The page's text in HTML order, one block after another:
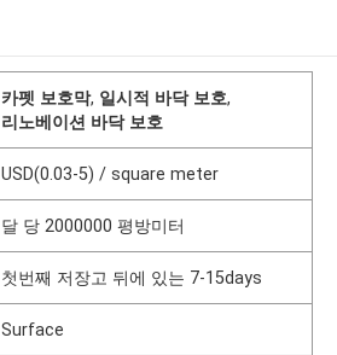
카펫 보호막, 일시적 바닥 보호,
리노베이션 바닥 보호
USD(0.03-5) / square meter
달 당 2000000 평방미터
첫번째 저장고 뒤에 있는 7-15days
Surface